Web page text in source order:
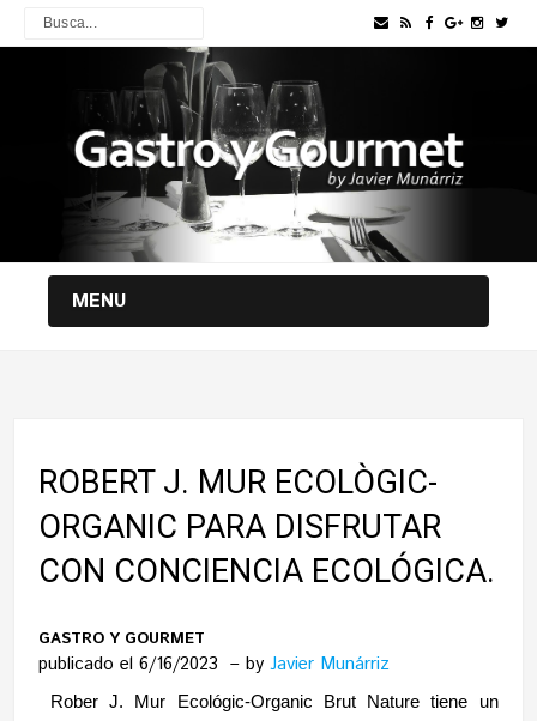
MENU
ROBERT J. MUR ECOLÒGIC-
ORGANIC PARA DISFRUTAR
CON CONCIENCIA ECOLÓGICA.
GASTRO Y GOURMET
publicado el 6/16/2023 byJavier Munárriz
Rober J. Mur Ecológic-Organic Brut Nature tiene un